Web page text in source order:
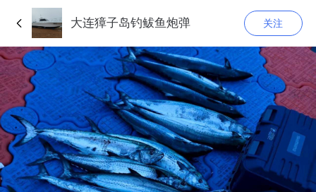
大连獐子岛钓鲅鱼炮弹 关注